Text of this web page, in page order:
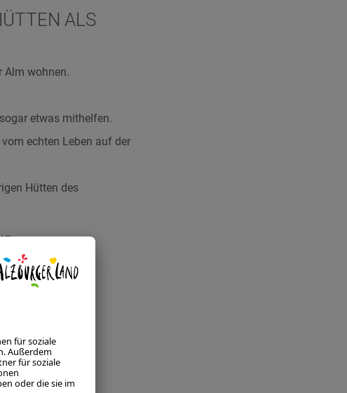
ALS
Alm wohnen.
etwas mithelfen.
echten Leben auf der
Hütten des